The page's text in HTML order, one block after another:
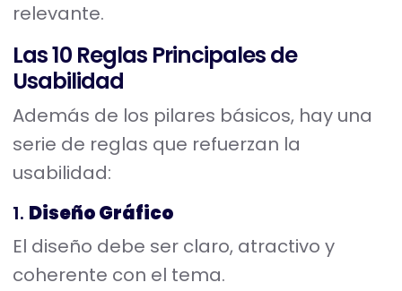
relevante.
Las 10 Reglas Principales de
Usabilidad
Además de los pilares básicos, hay una
serie de reglas que refuerzan la
usabilidad:
1. Diseño Gráfico
El diseño debe ser claro, atractivo y
coherente con el tema.